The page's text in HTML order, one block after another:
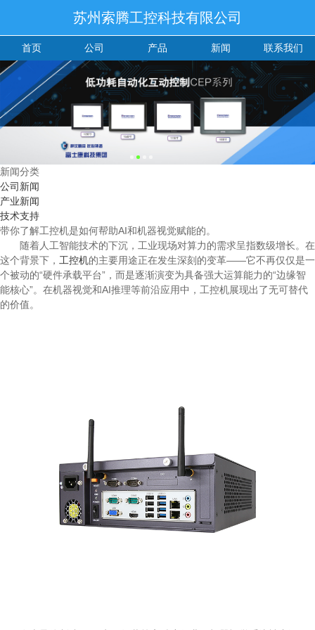
苏州索腾工控科技有限公司
首页 公司 产品 新闻 联系我们
新闻分类
公司新闻
产业新闻
技术支持
带你了解工控机是如何帮助AI和机器视觉赋能的。
随着人工智能技术的下沉，工业现场对算力的需求呈指数级增长。在
这个背景下， 工控机的主要用途正在发生深刻的变革——它不再仅仅是一
个被动的“硬件承载平台”，而是逐渐演变为具备强大运算能力的“边缘智
能核心”。在机器视觉和AI推理等前沿应用中，工控机展现出了无可替代
的价值。